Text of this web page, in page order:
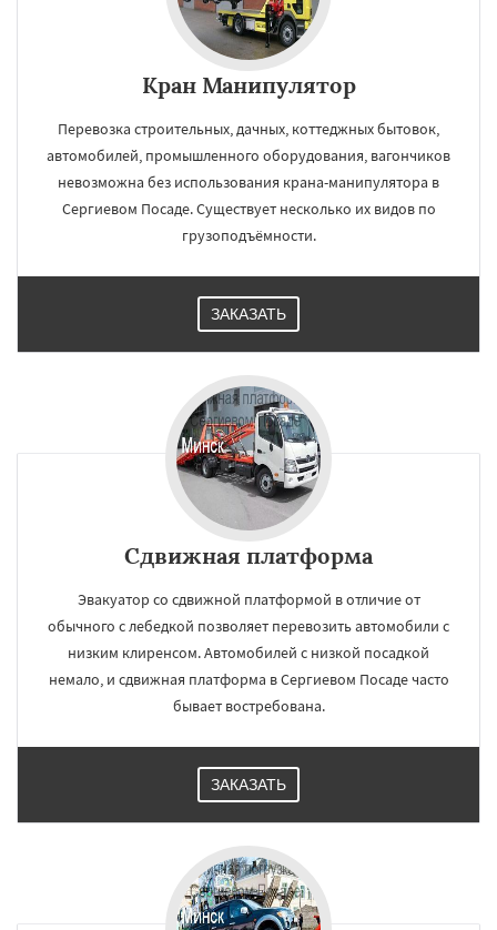
Кран Манипулятор
Перевозка строительных, дачных, коттеджных бытовок,
автомобилей, промышленного оборудования, вагончиков
невозможна без использования крана-манипулятора в
Сергиевом Посаде. Существует несколько их видов по
грузоподъёмности.
ЗАКАЗАТЬ
Сдвижная платформа
Эвакуатор со сдвижной платформой в отличие от
обычного с лебедкой позволяет перевозить автомобили с
низким клиренсом. Автомобилей с низкой посадкой
немало, и сдвижная платформа в Сергиевом Посаде часто
бывает востребована.
ЗАКАЗАТЬ